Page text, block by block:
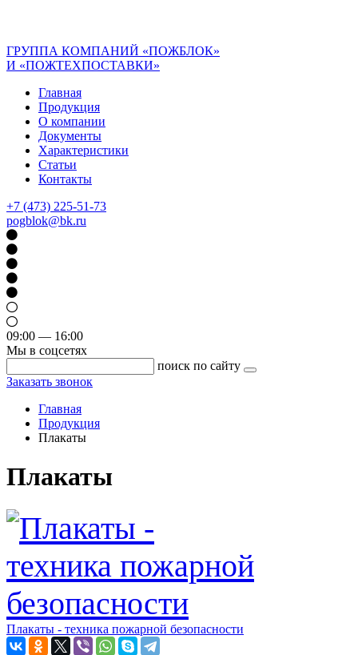
ГРУППА КОМПАНИЙ «ПОЖБЛОК»
И «ПОЖТЕХПОСТАВКИ»
Главная
Продукция
О компании
Документы
Характеристики
Статьи
Контакты
+7 (473) 225-51-73
pogblok@bk.ru
09:00 — 16:00
Мы в соцсетях
поиск по сайту
Заказать звонок
Главная
Продукция
Плакаты
Плакаты
Плакаты - техника пожарной безопасности